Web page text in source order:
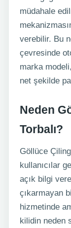
müdahale
verebilir. Bu
çevresinde
marka
net şekilde
Neden
Torbalı?
Göllüce
kullanıcılar
açık bilgi
çıkarmayan
hizmetinde
kilidin neden